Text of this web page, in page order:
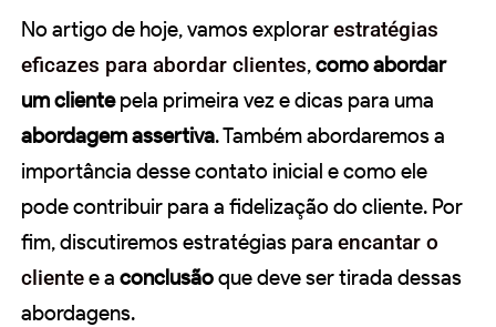
No artigo de hoje, vamos explorarestratégias
eficazes para abordar clientes,como abordar
um clientepela primeira vez e dicas para uma
abordagem assertiva. Também abordaremos a
importância desse contato inicial e como ele
pode contribuir para a fidelização do cliente. Por
fim, discutiremos estratégias para encantar o
clientee a conclusãoque deve ser tirada dessas
abordagens.